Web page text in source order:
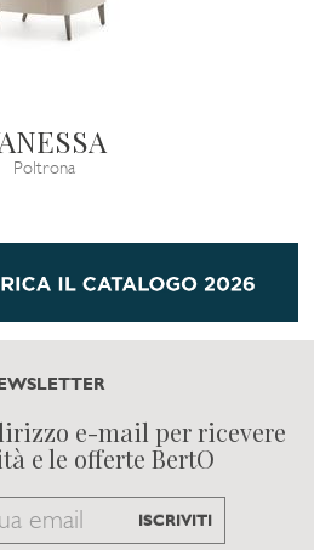
Poltrona
e-mail per ricevere
e le offerte BertO
ISCRIVITI